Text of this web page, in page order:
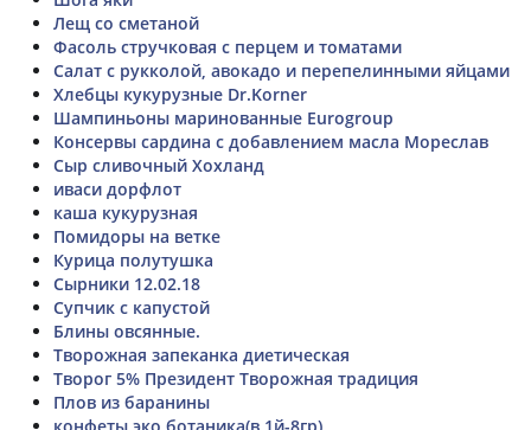
Лещ со сметаной
Фасоль стручковая с перцем и томатами
Салат с рукколой, авокадо и перепелинными яйцами
Хлебцы кукурузные Dr.Korner
Шампиньоны маринованные Eurogroup
Консервы сардина с добавлением масла Мореслав
Сыр сливочный Хохланд
иваси дорфлот
каша кукурузная
Помидоры на ветке
Курица полутушка
Сырники 12.02.18
Супчик с капустой
Блины овсянные.
Творожная запеканка диетическая
Творог 5% Президент Творожная традиция
Плов из баранины